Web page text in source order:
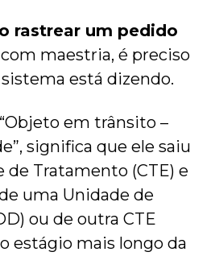
rastrear um pedido
com maestria, é preciso
está dizendo.
em trânsito –
significa que ele saiu
de Tratamento (CTE) e
uma Unidade de
ou de outra CTE
estágio mais longo da